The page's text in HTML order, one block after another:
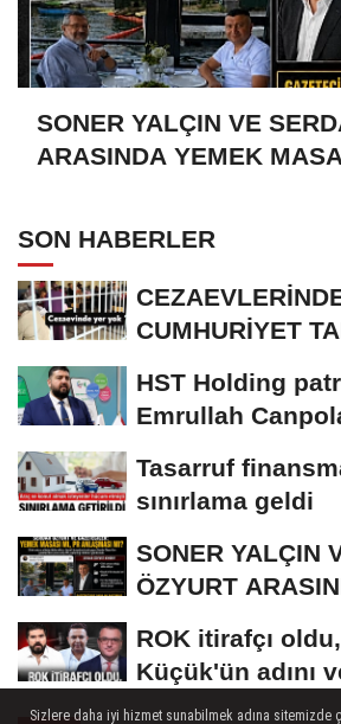
SONER YALÇIN VE
ARASINDA YEMEK
SON HABERLER
CUMHURİYET
KİŞİ...
HST Holding
Emrullah
Tasarruf
sınırlama geldi
SONER YALÇIN
ÖZYURT
ROK itirafçı
Küçük'ün adını
Sizlere daha iyi hizmet sunabilmek adına sitemizde